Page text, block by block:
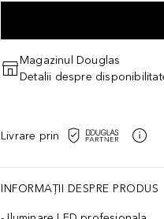
Magazinul Douglas
Detalii despre
Livrare prin
INFORMAȚII DESPRE PRODUS